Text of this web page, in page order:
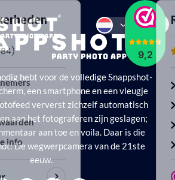
9,2
hebt voor de volledige Snappshot-
een smartphone en een vleugje
ververst zichzelf automatisch
aan het fotograferen zijn geslagen;
aan toe en voila. Daar is die
De wegwerpcamera van de 21ste
eeuw.